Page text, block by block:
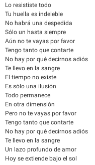
Lo resististe todo
Tu huella es indeleble
No habrá una despedida
Sólo un hasta siempre
Aún no te vayas por favor
Tengo tanto que contarte
No hay por qué decirnos adiós
Te llevo en la sangre
El tiempo no existe
Es sólo una ilusión
Todo permanece
En otra dimensión
Pero no te vayas por favor
Tengo tanto que contarte
No hay por qué decirnos adiós
Te llevo en la sangre
Un lazo profundo de amor
Hoy se extiende bajo el sol